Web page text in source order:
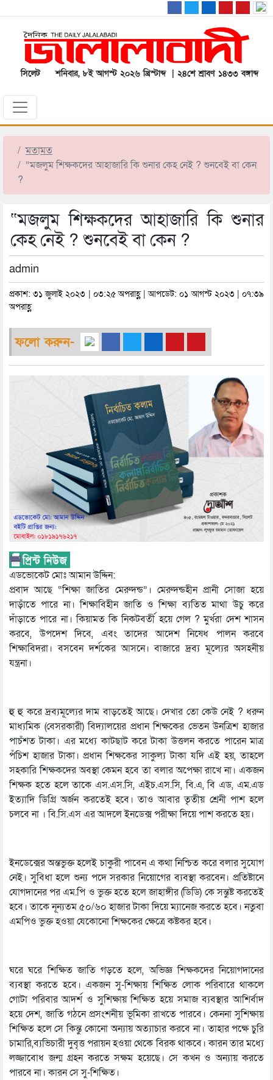
সিলেট শনিবার, ৮ই আগস্ট ২০২৬ খ্রিস্টাব্দ | ২৪শে শ্রাবণ ১৪৩৩ বঙ্গাব্দ
মতামত
“মজলুম শিক্ষকদের আহাজারি কি শুনার কেহ নেই ? শুনবেই বা কেন
?
“মজলুম শিক্ষকদের আহাজারি কি শুনার
কেহ নেই ? শুনবেই বা কেন ?
admin
প্রকাশ: ৩১ জুলাই ২০২৩ | ০৩:২৫ অপরাহ্ণ | আপডেট: ০১ আগস্ট ২০২৩ | ০৭:৩৯
অপরাহ্ণ
ফলো করুন-
এডভোকেট মোঃ আমান উদ্দিন:
প্রবাদ আছে “শিক্ষা জাতির মেরুদন্ড”। মেরুদন্ডহীন প্রানী সোজা হয়ে
দাড়াঁতে পারে না। শিক্ষাবিহীন জাতি ও শিক্ষা ব্যতিত মাথা উচু করে
দাঁড়াতে পারে না। কিয়ামত কি নিকটবর্তী হয়ে গেল ? মুর্খরা দেশ শাসন
করবে, উপদেশ দিবে, এবং তাদের আদেশ নিষেধ পালন করবে
শিক্ষাবিদরা। বসবেন দর্শকের আসনে। বাজারে দ্রব্য মূল্যের অসহনীয়
যন্ত্রনা।
হু হু করে দ্রব্যমূল্যের দাম বাড়তেই আছে। দেখার তো কেউ নেই ? ধরুন
মাধ্যমিক (বেসরকারী) বিদ্যালয়ের প্রধান শিক্ষকের ভেতন উনত্রিশ হাজার
পাচঁশত টাকা। এর মধ্যে কাটছাট করে টাকা উত্তলন করতে পারেন মাত্র
পঁচিশ হাজার টাকা। প্রধান শিক্ষকের সাকুল্য টাকা যদি এই হয়, তাহলে
সহকারি শিক্ষকদের অবস্থা কেমন হবে তা বলার অপেক্ষা রাখে না। একজন
শিক্ষক হতে হলে তাকে এস.এস.সি, এইচ.এস.সি, বি.এ, বি এড, এম.এড
ইত্যাদি ডিগ্রি অর্জন করতেই হবে। তাও আবার তৃতীয় শ্রেনী পাশ হলে
চলবে না । বি.সি.এস এর আদলে ইনডেক্স পরীক্ষা দিয়ে পাশ করতে হয়।
ইনডেক্সের অন্তভুক্ত হলেই চাকুরী পাবেন এ কথা নিশ্চিত করে বলার সুযোগ
নেই। সুবিধা হলে শুন্য পদে সরকার নিয়োগের ব্যবস্থা করবেন। প্রতিষ্টানে
যোগদানের পর এম.পি ও ভুক্ত হতে হলে জাহাঙ্গীর (ডিডি) কে সন্তুষ্ট করতেই
হবে। তাকে নূন্যতম ৫০/৬০ হাজার টাকা দিয়ে ম্যানেজ করতে হবে। নতুবা
এমপিও ভুক্ত হওয়া যেকোনো শিক্ষকের ক্ষেত্রে কষ্টকর হবে।
ঘরে ঘরে শিক্ষিত জাতি গড়তে হলে, অভিজ্ঞ শিক্ষকদের নিয়োগদানের
ব্যবস্থা করতে হবে। একজন সু-শিক্ষায় শিক্ষিত লোক পরিবারে থাকলে
গোটা পরিবার আদর্শ ও সুশিক্ষায় শিক্ষিত হয়ে সমাজ ব্যবস্থার আশির্বাদ
হয়ে দেশ, জাতি গঠনে প্রসংশনীয় ভূমিকা রাখতে পারবে। কেননা সুশিক্ষায়
শিক্ষিত হলে সে কিন্তু কোনো অন্যায় অত্যাচার করবে না। তাহার পক্ষে চুরি
চামারি,ব্যভিচারী দুবৃত্ত পরায়ন হওয়া থেকে বিরক থাকবে। কারন তার মধ্যে
লজ্জাবোধ জন্ম গ্রহন করতে সক্ষম হয়েছে। সে কখন ও অন্যায় করতে
পারবে না। কারন সে সু-শিক্ষিত।